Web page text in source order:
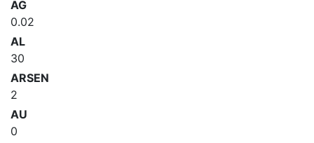
AG
0.02
AL
30
ARSEN
2
AU
0